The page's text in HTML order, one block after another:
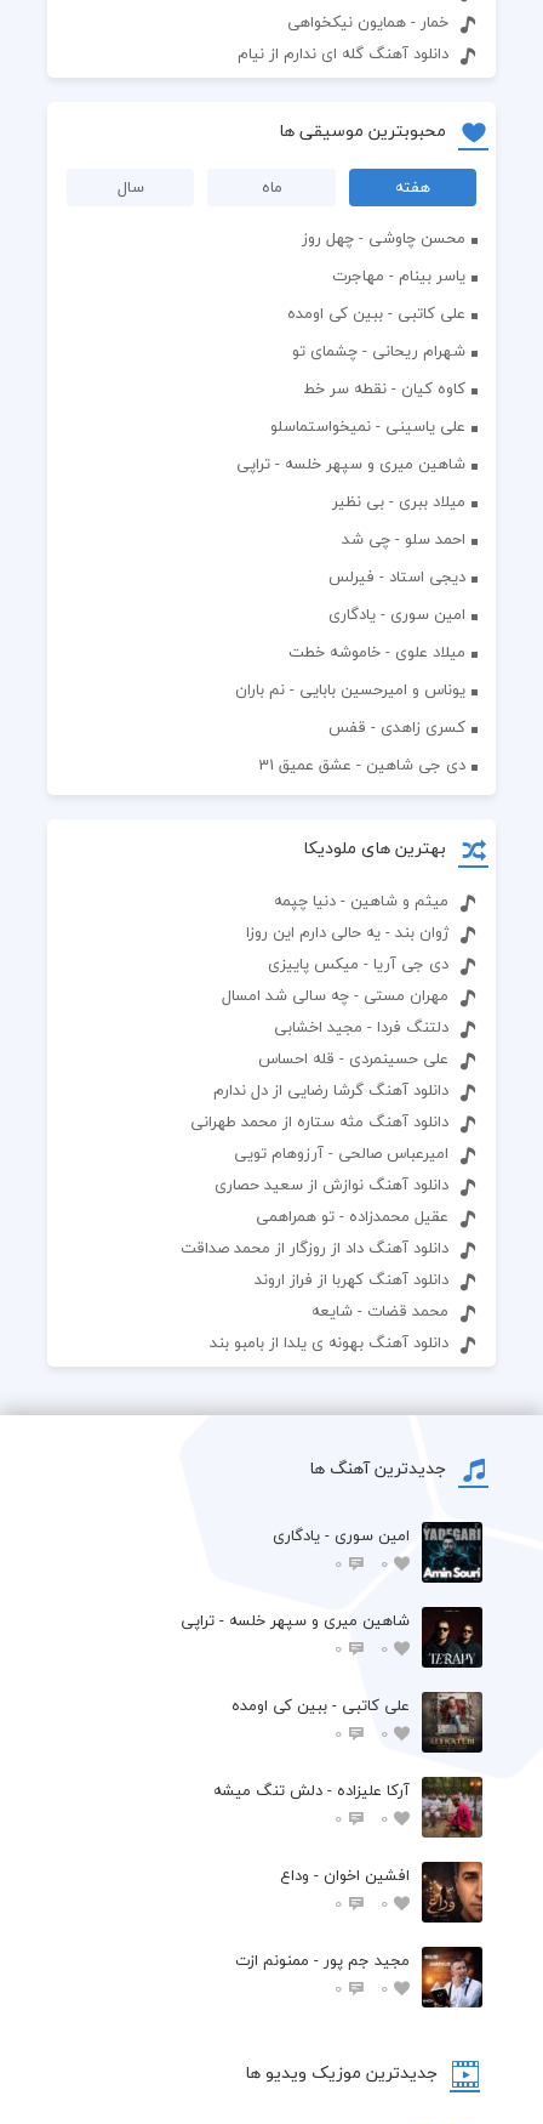
خمار - همایون نیکخواهی
دانلود آهنگ گله ای ندارم از نیام
محبوبترین موسیقی ها
هفته ماه
سال
محسن چاوشی - چهل روز
یاسر بینام - مهاجرت
علی کاتبی - ببین کی اومده
شهرام ریحانی - چشمای تو
کاوه کیان - نقطه سر خط
علی یاسینی - نمیخواستماسلو
شاهین میری و سپهر خلسه - تراپی
میلاد ببری - بی نظیر
احمد سلو - چی شد
دیجی استاد - فیرلس
امین سوری - یادگاری
میلاد علوی - خاموشه خطت
یوناس و امیرحسین بابایی - نم باران
کسری زاهدی - قفس
دی جی شاهین - عشق عمیق 31
بهترین های ملودیکا
میثم و شاهین - دنیا چپمه
ژوان بند - یه حالی دارم این روزا
دی جی آریا - میکس پاییزی
مهران مستی - چه سالی شد امسال
دلتنگ فردا - مجید اخشابی
علی حسینمردی - قله احساس
دانلود آهنگ گرشا رضایی از دل ندارم
دانلود آهنگ مثه ستاره از محمد طهرانی
امیرعباس صالحی - آرزوهام تویی
دانلود آهنگ نوازش از سعید حصاری
عقیل محمدزاده - تو همراهمی
دانلود آهنگ داد از روزگار از محمد صداقت
دانلود آهنگ کهربا از فراز اروند
محمد قضات - شایعه
دانلود آهنگ بهونه ی یلدا از بامبو بند
جدیدترین آهنگ ها
امین سوری - یادگاری
0
0
شاهین میری و سپهر خلسه - تراپی
0
0
علی کاتبی - ببین کی اومده
0
0
آرکا علیزاده - دلش تنگ میشه
0
0
افشين اخوان - وداع
0
0
مجید جم پور - ممنونم ازت
0
0
جدیدترین موزیک ویدیو ها